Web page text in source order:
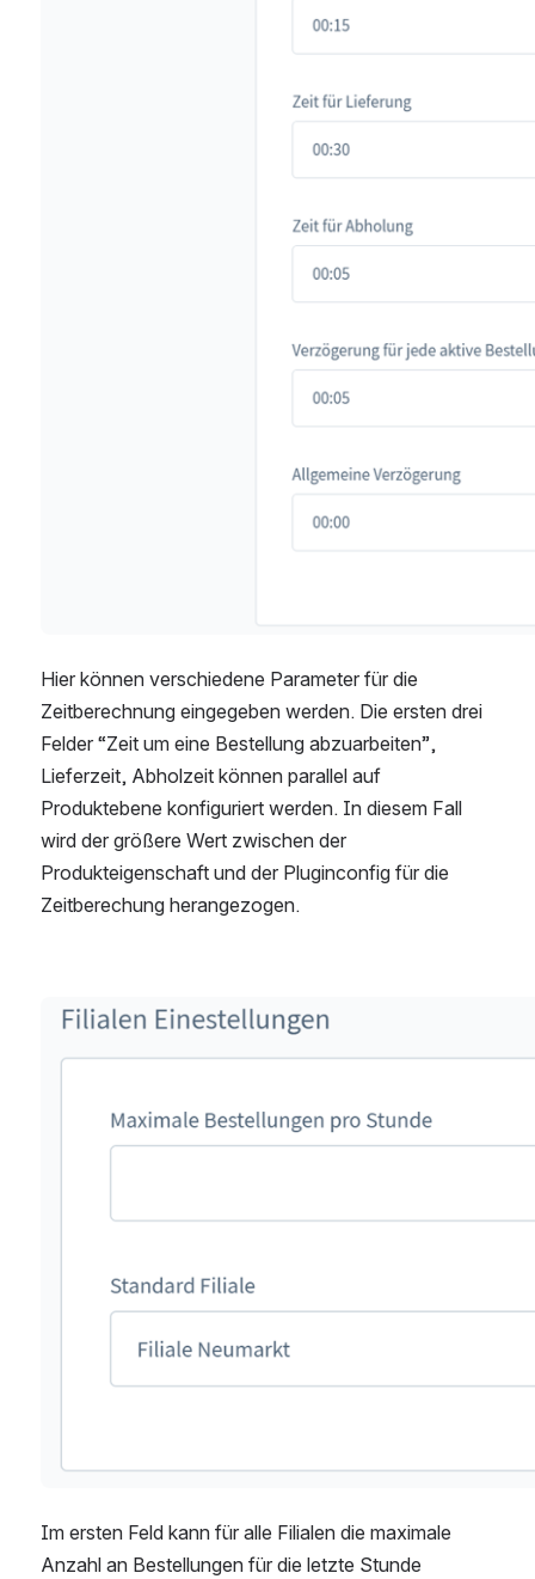
Hier können verschiedene Parameter für die
Zeitberechnung eingegeben werden. Die ersten drei
Felder “Zeit um eine Bestellung abzuarbeiten”,
Lieferzeit, Abholzeit können parallel auf
Produktebene konfiguriert werden. In diesem Fall
wird der größere Wert zwischen der
Produkteigenschaft und der Pluginconfig für die
Zeitberechung herangezogen.
öffnen
Im ersten Feld kann für alle Filialen die maximale
Anzahl an Bestellungen für die letzte Stunde